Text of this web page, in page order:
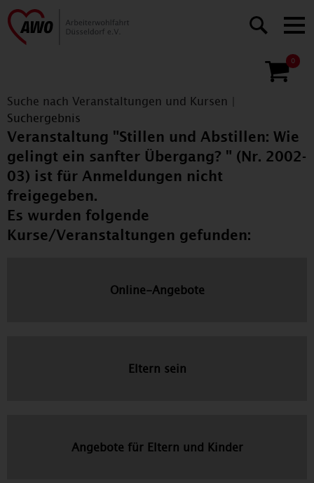
0
Suche nach Veranstaltungen und Kursen
Suchergebnis
Veranstaltung "Stillen und Abstillen: Wie
gelingt ein sanfter Übergang? " (Nr. 2002-
03) ist für Anmeldungen nicht
freigegeben.
Es wurden folgende
Kurse/Veranstaltungen gefunden:
Online-Angebote
Eltern sein
Angebote für Eltern und Kinder